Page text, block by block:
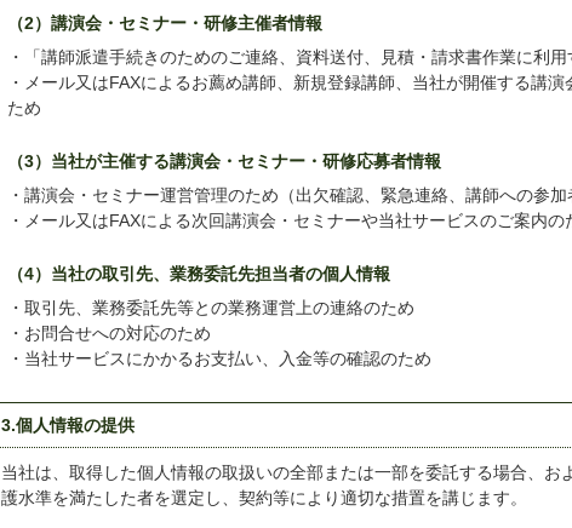
（2）講演会・セミナー・研修主催者情報
「講師派遣手続きのためのご連絡、資料送付、見積・請求書作業に利用
メール又はFAXによるお薦め講師、新規登録講師、当社が開催する講
ため
（3）当社が主催する講演会・セミナー・研修応募者情報
講演会・セミナー運営管理のため（出欠確認、緊急連絡、講師への参加
メール又はFAXによる次回講演会・セミナーや当社サービスのご案内の
（4）当社の取引先、業務委託先担当者の個人情報
取引先、業務委託先等との業務運営上の連絡のため
お問合せへの対応のため
当社サービスにかかるお支払い、入金等の確認のため
3.個人情報の提供
当社は、取得した個人情報の取扱いの全部または一部を委託する場合、お
護水準を満たした者を選定し、契約等により適切な措置を講じます。